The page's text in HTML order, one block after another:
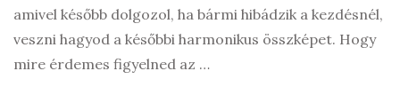
amivel később dolgozol, ha bármi hibádzik a kezdésnél,
veszni hagyod a későbbi harmonikus összképet. Hogy
mire érdemes figyelned az …